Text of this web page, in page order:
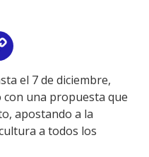
Link
el 7 de diciembre,
una propuesta que
apostando a la
a todos los